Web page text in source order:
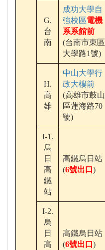
G.
台
南
成功大學自
強校區電機
系系館前
(台南市東區
大學路1號)
H.
高
雄
中山大學行
政大樓前
(高雄市鼓山
區蓮海路70
號)
I-1.
烏
日
高
鐵
站
高鐵烏日站
(6號出口 )
I-2.
烏
日
高
高鐵烏日站
(6號出口 )